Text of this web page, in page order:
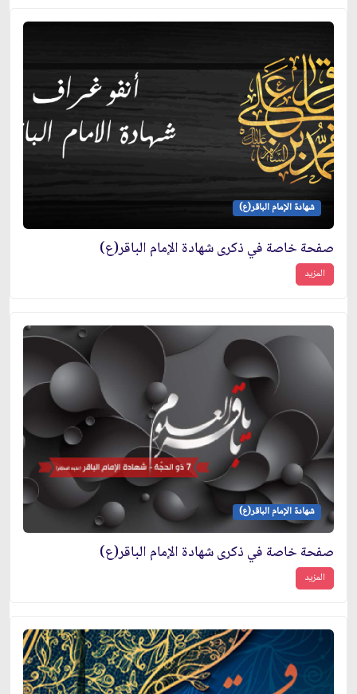
شهادة الإمام الباقر(ع)
صفحة خاصة في ذكرى شهادة الإمام الباقر(ع)
المزيد
شهادة الإمام الباقر(ع)
صفحة خاصة في ذكرى شهادة الإمام الباقر(ع)
المزيد